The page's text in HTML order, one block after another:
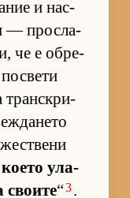
и нас­
— прос­ла­
че е об­ре­
тран­с­к­ри­
ула­
сво­ите“3.